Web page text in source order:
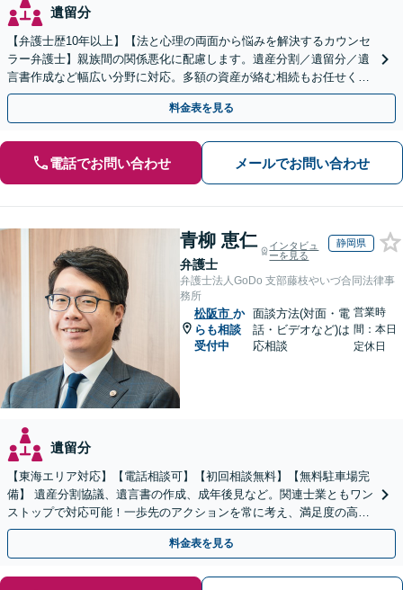
遺留分
【弁護士歴10年以上】【法と心理の両面から悩みを解決するカウンセ
ラー弁護士】親族間の関係悪化に配慮します。遺産分割／遺留分／遺
言書作成など幅広い分野に対応。多額の資産が絡む相続もお任せくだ
さい。【夜間・休日の相談可能】【駐車場完備】
料金表を見る
電話でお問い合わせ メールでお問い合わせ
青柳 恵仁
弁護士
インタビュ
ーを見る
静岡県
弁護士法人GoDo 支部藤枝やいづ合同法律事
務所
松阪市 か
らも相談
受付中
面談方法(対面・電
話・ビデオなど)は
応相談
営業時
間：本日
定休日
遺留分
【東海エリア対応】【電話相談可】【初回相談無料】【無料駐車場完
備】 遺産分割協議、遺言書の作成、成年後見など。関連士業ともワン
ストップで対応可能！一歩先のアクションを常に考え、満足度の高い
解決を目指します
料金表を見る